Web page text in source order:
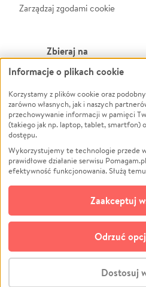
Zarządzaj zgodami cookie
Zbieraj na
Leczenie
Zwierzęta
Pożar
Ukraina
Pomoc Finansowa
Projekty
Pogrzeb
Społeczność lokalna
Kultura
© CROWDING
Informacje o plikach cookie
Korzystamy z plików cookie oraz
zarówno własnych, jak i naszych
przechowywanie informacji w pamięci
(takiego jak np. laptop, tablet, smartfon)
dostępu.
Wykorzystujemy te technologie przede
prawidłowe działanie serwisu
efektywność funkcjonowania. Służą
opcjonalnych
technologii do celów analitycznych i
zgodę na ich stosowanie lub jej
możliwość zmiany swoich preferencji na
do której link znajdziesz w stopce
cookie wykorzystywane są w
działanie serwisu Pomagam.pl.
użytkownicy korzystają z naszego
Dostosuj
Odrzuć
Zaakceptuj